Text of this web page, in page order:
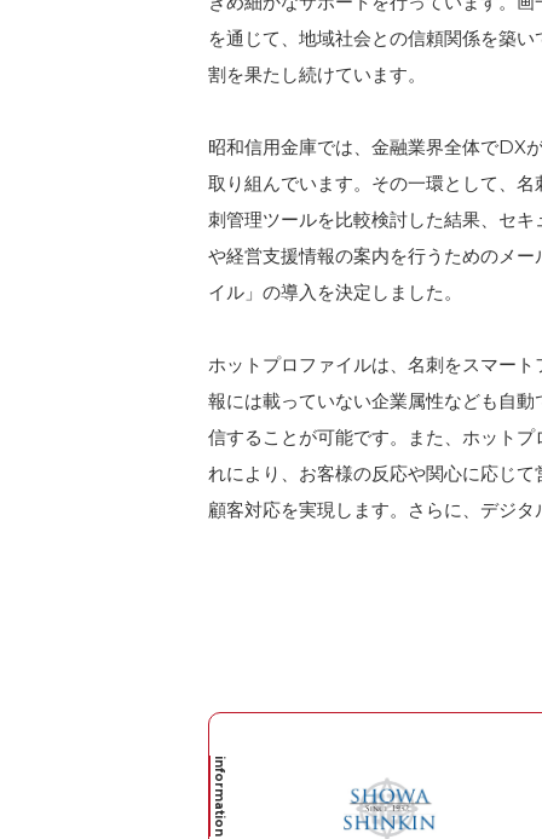
を通じて、地域社会との信頼関係を築
割を果たし続けています。
昭和信用金庫では、金融業界全体でDX
取り組んでいます。その一環として、
刺管理ツールを比較検討した結果、セ
や経営支援情報の案内を行うためのメ
イル」の導入を決定しました。
ホットプロファイルは、名刺をスマー
報には載っていない企業属性なども自
信することが可能です。また、ホット
れにより、お客様の反応や関心に応じ
顧客対応を実現します。さらに、デジ